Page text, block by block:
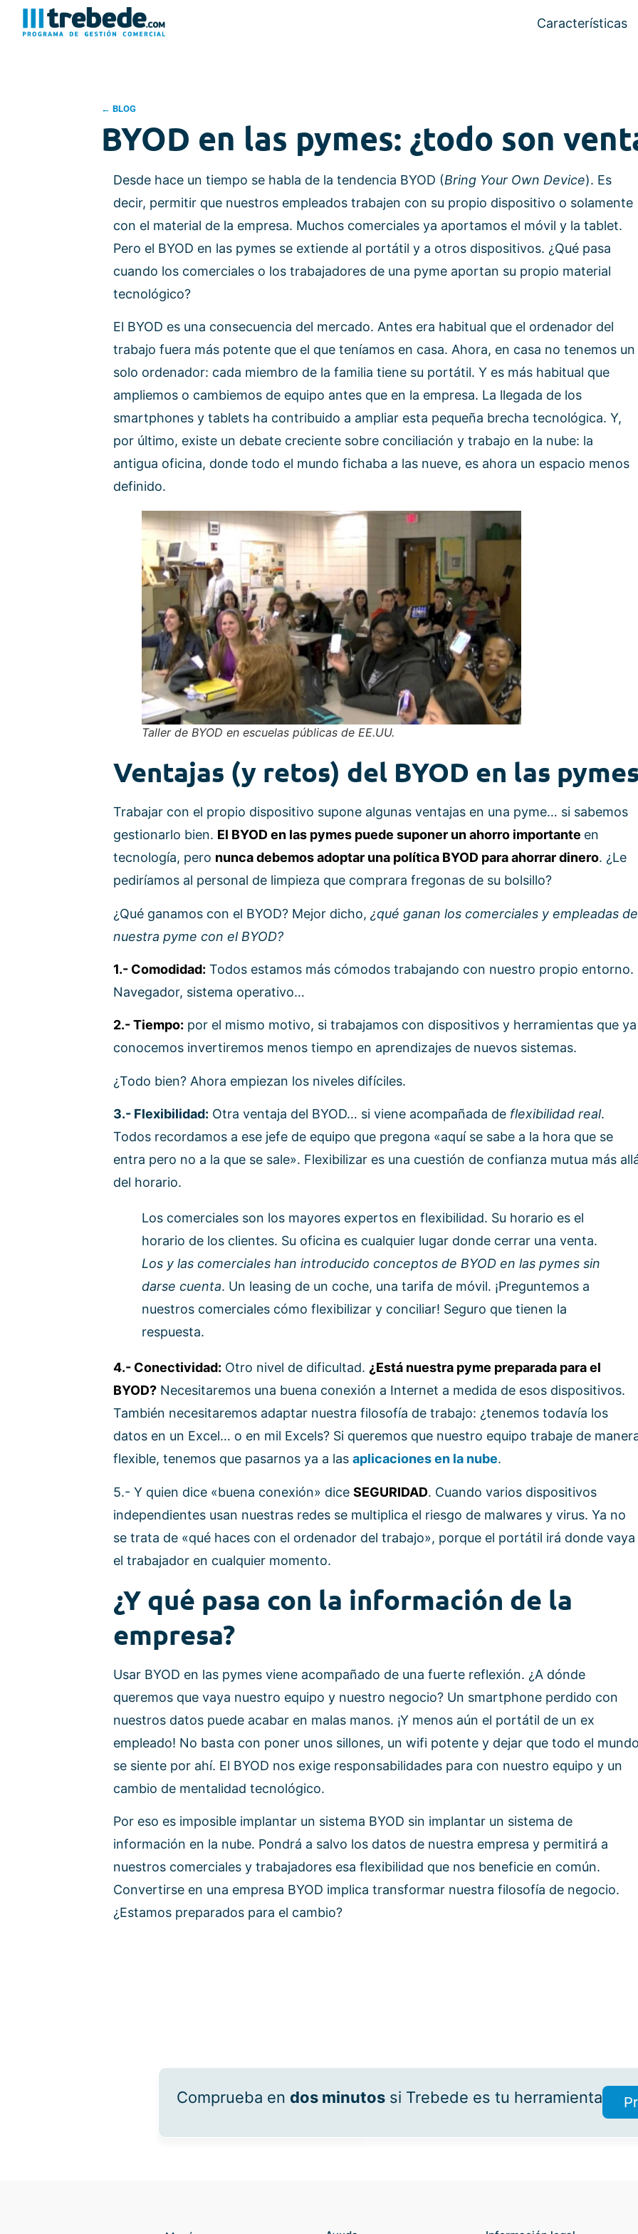
Características
← BLOG
BYOD en las pymes: ¿todo son
Desde hace un tiempo se habla de la tendencia BYOD (Bring Your Own Device). Es
decir, permitir que nuestros empleados trabajen con su propio dispositivo o solamente
con el material de la empresa. Muchos comerciales ya aportamos el móvil y la tablet.
Pero el BYOD en las pymes se extiende al portátil y a otros dispositivos. ¿Qué pasa
cuando los comerciales o los trabajadores de una pyme aportan su propio material
tecnológico?
El BYOD es una consecuencia del mercado. Antes era habitual que el ordenador del
trabajo fuera más potente que el que teníamos en casa. Ahora, en casa no tenemos un
solo ordenador: cada miembro de la familia tiene su portátil. Y es más habitual que
ampliemos o cambiemos de equipo antes que en la empresa. La llegada de los
smartphones y tablets ha contribuido a ampliar esta pequeña brecha tecnológica. Y,
por último, existe un debate creciente sobre conciliación y trabajo en la nube: la
antigua oficina, donde todo el mundo fichaba a las nueve, es ahora un espacio menos
definido.
Taller de BYOD en escuelas públicas de EE.UU.
Ventajas (y retos) del BYOD en las
Trabajar con el propio dispositivo supone algunas ventajas en una pyme… si sabemos
gestionarlo bien. El BYOD en las pymes puede suponer un ahorro importante en
tecnología, pero nunca debemos adoptar una política BYOD para ahorrar dinero. ¿Le
pediríamos al personal de limpieza que comprara fregonas de su bolsillo?
¿Qué ganamos con el BYOD? Mejor dicho, ¿qué ganan los comerciales y empleadas de
nuestra pyme con el BYOD?
1.- Comodidad: Todos estamos más cómodos trabajando con nuestro propio entorno.
Navegador, sistema operativo…
2.- Tiempo: por el mismo motivo, si trabajamos con dispositivos y herramientas que ya
conocemos invertiremos menos tiempo en aprendizajes de nuevos sistemas.
¿Todo bien? Ahora empiezan los niveles difíciles.
3.- Flexibilidad: Otra ventaja del BYOD… si viene acompañada de flexibilidad real.
Todos recordamos a ese jefe de equipo que pregona «aquí se sabe a la hora que se
entra pero no a la que se sale». Flexibilizar es una cuestión de confianza mutua más
del horario.
Los comerciales son los mayores expertos en flexibilidad. Su horario es el
horario de los clientes. Su oficina es cualquier lugar donde cerrar una venta.
Los y las comerciales han introducido conceptos de BYOD en las pymes sin
darse cuenta. Un leasing de un coche, una tarifa de móvil. ¡Preguntemos a
nuestros comerciales cómo flexibilizar y conciliar! Seguro que tienen la
respuesta.
4.- Conectividad: Otro nivel de dificultad. ¿Está nuestra pyme preparada para el
BYOD?Necesitaremos una buena conexión a Internet a medida de esos dispositivos.
También necesitaremos adaptar nuestra filosofía de trabajo: ¿tenemos todavía los
datos en un Excel… o en mil Excels? Si queremos que nuestro equipo trabaje de
flexible, tenemos que pasarnos ya a las aplicaciones en la nube.
5.- Y quien dice «buena conexión» dice SEGURIDAD. Cuando varios dispositivos
independientes usan nuestras redes se multiplica el riesgo de malwares y virus. Ya no
se trata de «qué haces con el ordenador del trabajo», porque el portátil irá donde vaya
el trabajador en cualquier momento.
¿Y qué pasa con la información de la
empresa?
Usar BYOD en las pymes viene acompañado de una fuerte reflexión. ¿A dónde
queremos que vaya nuestro equipo y nuestro negocio? Un smartphone perdido con
nuestros datos puede acabar en malas manos. ¡Y menos aún el portátil de un ex
empleado! No basta con poner unos sillones, un wifi potente y dejar que todo el
se siente por ahí. El BYOD nos exige responsabilidades para con nuestro equipo y un
cambio de mentalidad tecnológico.
Por eso es imposible implantar un sistema BYOD sin implantar un sistema de
información en la nube. Pondrá a salvo los datos de nuestra empresa y permitirá a
nuestros comerciales y trabajadores esa flexibilidad que nos beneficie en común.
Convertirse en una empresa BYOD implica transformar nuestra filosofía de negocio.
¿Estamos preparados para el cambio?
Comprueba en dos minutos si Trebede es tu herramienta